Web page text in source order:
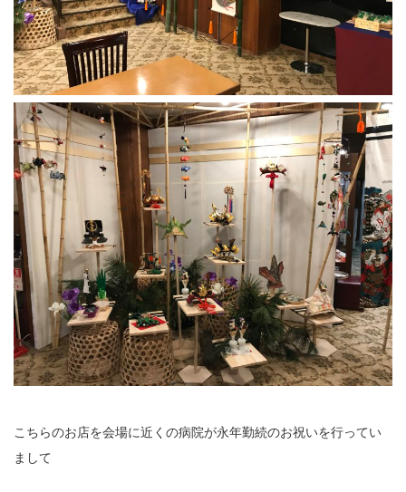
こちらのお店を会場に近くの病院が永年勤続のお祝いを行ってい
まして